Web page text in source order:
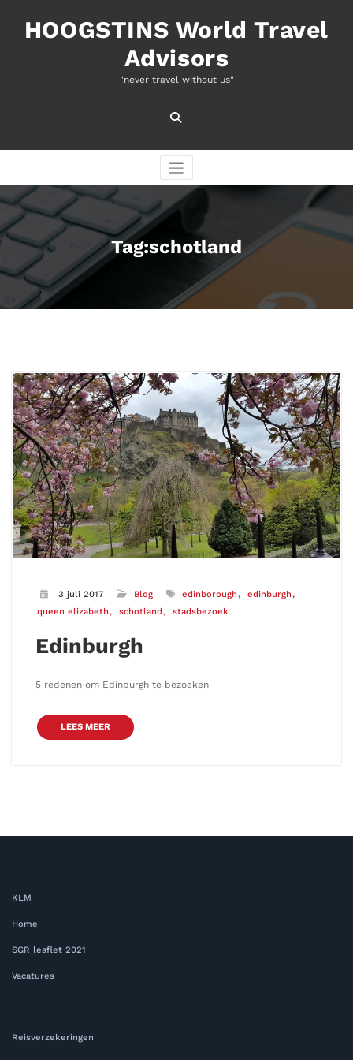
inhoudHOOGSTINS World Travel
Advisors
"never travel without us"
Tag:schotland
3 juli 2017 Blog edinborough
edinburgh
queen elizabeth
schotland stadsbezoek
Edinburgh
5 redenen om Edinburgh te bezoeken
LEES MEER
KLM
Home
SGR leaflet 2021
Vacatures
Reisverzekeringen